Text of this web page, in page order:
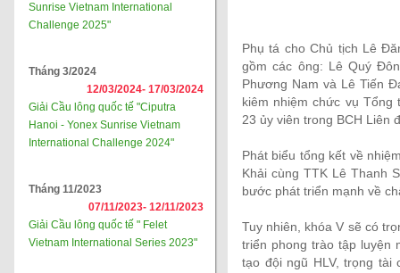
Sunrise Vietnam International
Challenge 2025"
Tháng 3/2024
12/03/2024- 17/03/2024
Giải Cầu lông quốc tế "Ciputra
Hanoi - Yonex Sunrise Vietnam
International Challenge 2024"
Tháng 11/2023
07/11/2023- 12/11/2023
Giải Cầu lông quốc tế " Felet
Vietnam International Series 2023"
Phụ tá cho Chủ tịch Lê
gồm các ông: Lê Quý
Phương Nam và Lê Tiến
kiêm nhiệm chức vụ
23 ủy viên trong BCH Liên
Phát biểu tổng kết về
Khải cùng TTK Lê Thanh
bước phát triển mạnh về
Tuy nhiên, khóa V sẽ có
triển phong trào tập luyện
tạo đội ngũ HLV, trọng tài